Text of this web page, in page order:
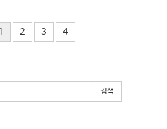
2 3 4
검색